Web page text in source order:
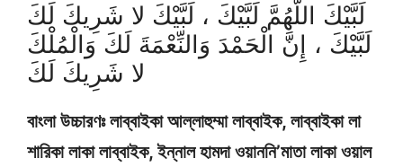
لَبَّيْكَ اللَّهُمَّ لَبَّيْكَ ، لَبَّيْكَ لا شَرِيكَ لَكَ
لَبَّيْكَ ، إِنَّ الْحَمْدَ وَالنِّعْمَةَ لَكَ وَالْمُلْكَ
لا شَرِيكَ لَكَ
বাংলা উচ্চারণঃ লাব্বাইকা আল্লাহুম্মা লাব্বাইক, লাব্বাইকা লা
শারিকা লাকা লাব্বাইক, ইন্নাল হামদা ওয়াননি’মাতা লাকা ওয়াল